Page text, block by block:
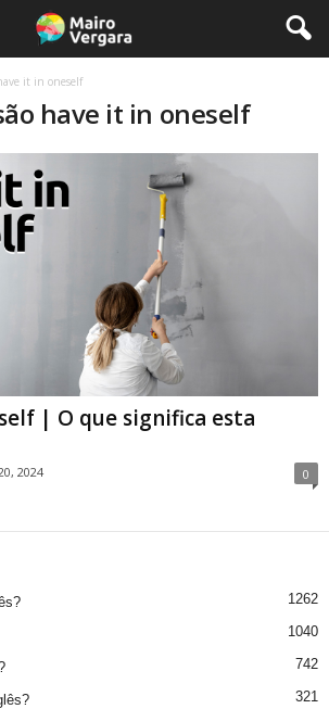
it in oneself
have it in oneself
| O que significa esta
2024 0
1262
1040
742
321